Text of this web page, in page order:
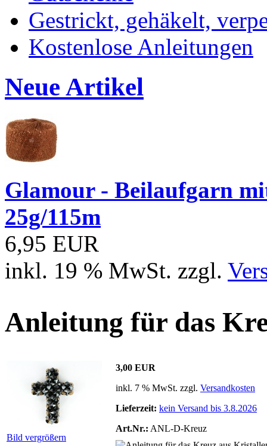
Gestrickt, gehäkelt,
Kostenlose Anleitungen
Neue Artikel
Glamour - Beilaufgarn
25g/115m
6,95 EUR
inkl. 19 % MwSt. zzgl.
Anleitung für das
Bild vergrößern
3,00 EUR
inkl. 7 % MwSt. zzgl. Versandkosten
Lieferzeit: kein Versand bis 3.8.2026
Art.Nr.: ANL-D-Kreuz